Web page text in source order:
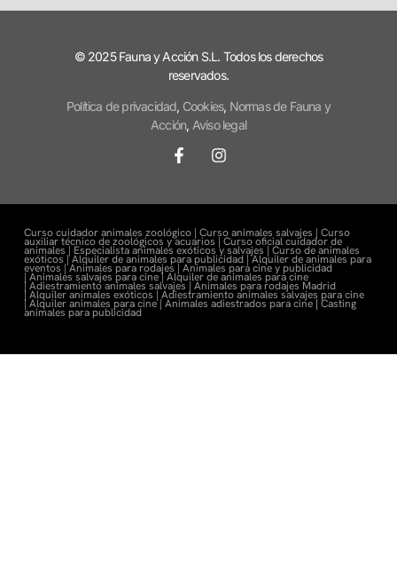
© 2025 Fauna y Acción S.L. Todos los derechos
reservados.
Política de privacidad, Cookies, Normas de Fauna y
Acción, Aviso legal
Curso cuidador animales zoológico | Curso animales salvajes | Curso
auxiliar técnico de zoológicos y acuarios | Curso oficial cuidador de
animales | Especialista animales exóticos y salvajes | Curso de animales
exóticos |Alquiler de animales para publicidad |Alquiler de animales para
eventos |Animales para rodajes | Animales para cine y publicidad
| Animales salvajes para cine | Alquiler de animales para cine
| Adiestramiento animales salvajes | Animales para rodajes Madrid
| Alquiler animales exóticos | Adiestramiento animales salvajes para cine
| Alquiler animales para cine | Animales adiestrados para cine| Casting
animales para publicidad